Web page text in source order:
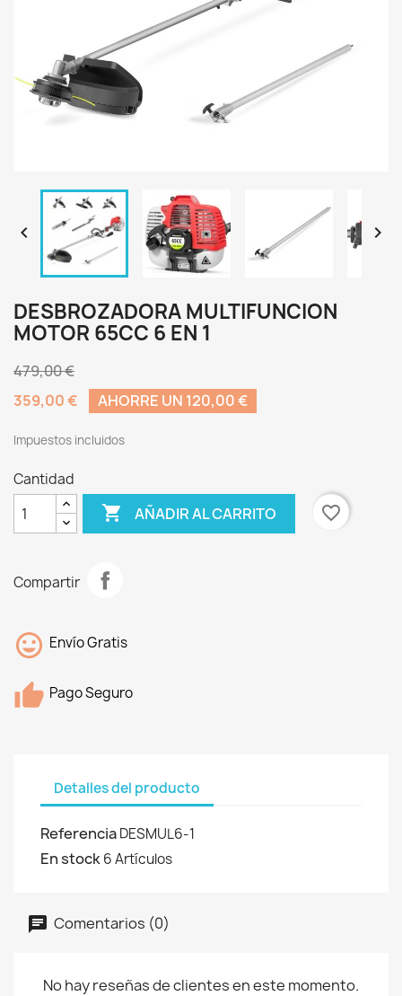
 
DESBROZADORA MULTIFUNCION
MOTOR 65CC 6 EN 1
479,00 €
359,00 €
AHORRE UN 120,00 €
Impuestos incluidos
Cantidad
 AÑADIR AL CARRITO favorite_border
Compartir
Envío Gratis
Pago Seguro
Detalles del producto
ReferenciaDESMUL6-1
En stock6 Artículos
Comentarios (0)
No hay reseñas de clientes en este momento.